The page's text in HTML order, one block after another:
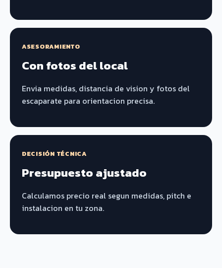
ASESORAMIENTO
Con fotos del local
Envia medidas, distancia de vision y fotos del
escaparate para orientacion precisa.
DECISIÓN TÉCNICA
Presupuesto ajustado
Calculamos precio real segun medidas, pitch e
instalacion en tu zona.